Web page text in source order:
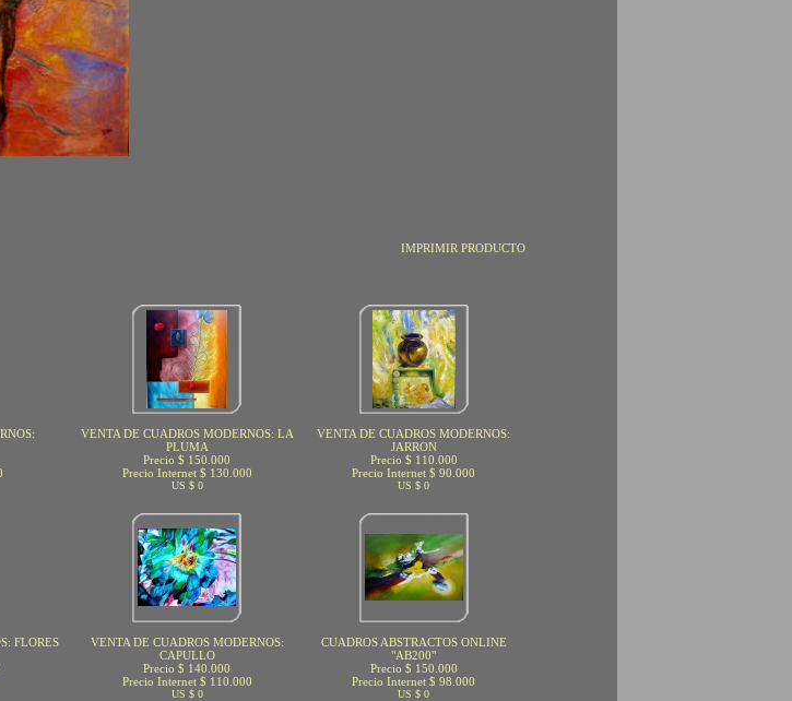
IMPRIMIR PRODUCTO
VENTA DE CUADROS MODERNOS: LA
PLUMA
Precio $ 150.000
Precio Internet $ 130.000
US $ 0
VENTA DE CUADROS MODERNOS:
JARRON
Precio $ 110.000
Precio Internet $ 90.000
US $ 0
FLORES
VENTA DE CUADROS MODERNOS:
CAPULLO
Precio $ 140.000
Precio Internet $ 110.000
US $ 0
CUADROS ABSTRACTOS ONLINE
"AB200"
Precio $ 150.000
Precio Internet $ 98.000
US $ 0